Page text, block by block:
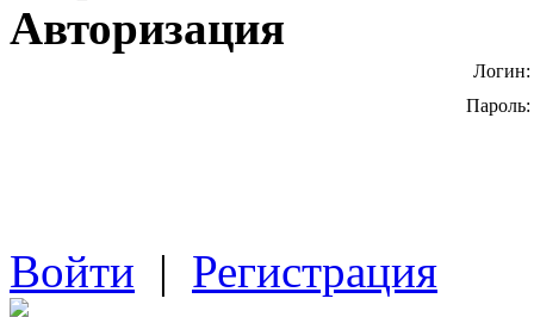
Авторизация
Логин:
Пароль:
Войти | Регистрация